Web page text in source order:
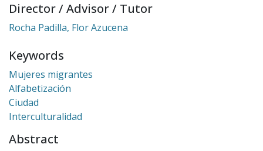
Director / Advisor / Tutor
Rocha Padilla, Flor Azucena
Keywords
Mujeres migrantes
Alfabetización
Ciudad
Interculturalidad
Abstract